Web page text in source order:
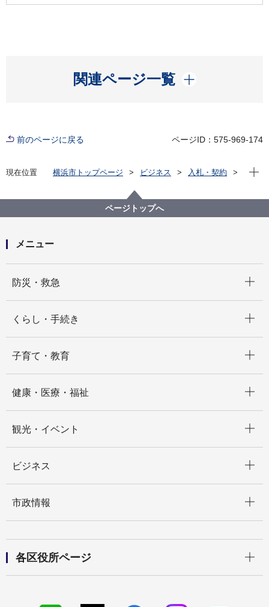
関連ページ一覧
開く
前のページに戻る ページID：575-969-174
現在位置 横浜市トップページ ビジネス
入札・契約
令和３年「成人の日」を祝うつどい 第二会場運営実
施業務委託
現在
ページトップへ
メニュー
防災・救急
くらし・手続き
子育て・教育
健康・医療・福祉
観光・イベント
ビジネス
市政情報
各区役所ページ